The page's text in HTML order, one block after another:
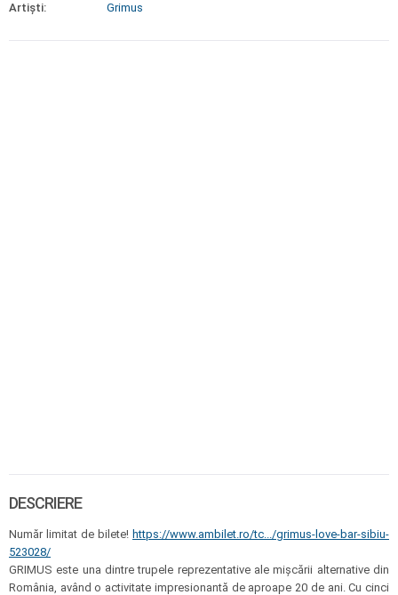
Artiști:
Grimus
DESCRIERE
Număr limitat de bilete! https://www.ambilet.ro/tc.../grimus-love-bar-sibiu-
523028/
GRIMUS este una dintre trupele reprezentative ale mișcării alternative din
România, având o activitate impresionantă de aproape 20 de ani. Cu cinci